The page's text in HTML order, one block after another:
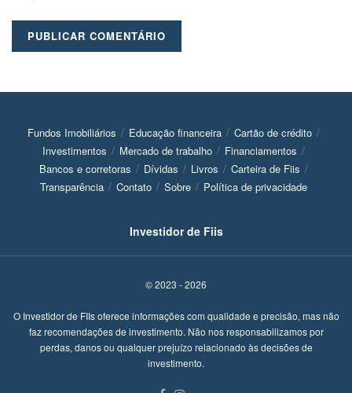
Fundos Imobiliários Educação financeira
Cartão de crédito
Investimentos
Mercado de trabalho
Financiamentos
Bancos e corretoras
Dívidas Livros
Carteira de Fiis
Transparência
Contato Sobre Política de privacidade
Investidor de Fiis
© 2023 - 2026
O Investidor de FIIs oferece informações com qualidade e precisão, mas não
faz recomendações de investimento. Não nos responsabilizamos por
perdas, danos ou qualquer prejuízo relacionado às decisões de
investimento.